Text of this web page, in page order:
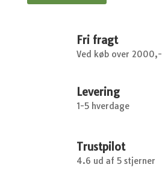
Fri fragt
Ved køb over 2000,-
Levering
1-5 hverdage
Trustpilot
4.6 ud af 5 stjerner